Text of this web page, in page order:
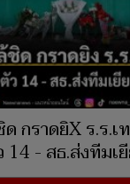
กราดยิX ร.ร.
- สธ.ส่งทีมเ